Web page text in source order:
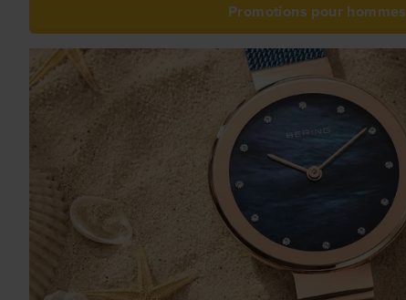
Promotions pour hommes